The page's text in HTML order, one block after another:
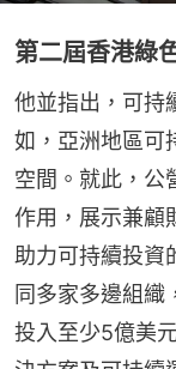
第二屆香港綠
他並指出，可持
如，亞洲地區可
空間。就此，公
作用，展示兼顧
助力可持續投資
同多家多邊組織
投入至少5億美